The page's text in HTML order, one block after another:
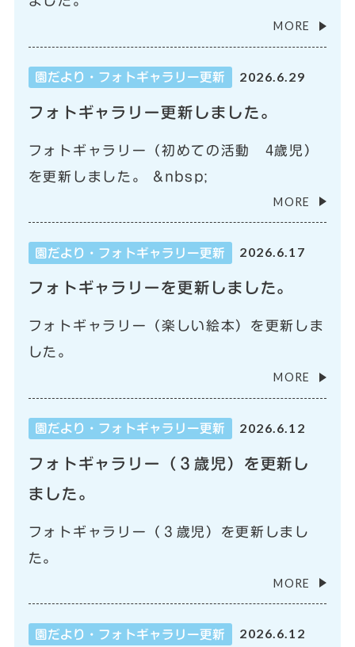
MORE
園だより・フォトギャラリー更新 2026.6.29
フォトギャラリー更新しました。
フォトギャラリー（初めての活動 4歳児）
を更新しました。 &nbsp;
MORE
園だより・フォトギャラリー更新 2026.6.17
フォトギャラリーを更新しました。
フォトギャラリー（楽しい絵本）を更新しま
した。
MORE
園だより・フォトギャラリー更新 2026.6.12
フォトギャラリー（３歳児）を更新し
ました。
フォトギャラリー（３歳児）を更新しまし
た。
MORE
園だより・フォトギャラリー更新 2026.6.12